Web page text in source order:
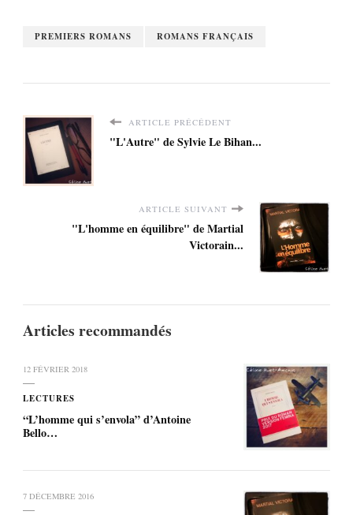
PREMIERS ROMANS ROMANS FRANÇAIS
ARTICLE PRÉCÉDENT
"L'Autre" de Sylvie Le Bihan...
ARTICLE SUIVANT
"L'homme en équilibre" de Martial
Victorain...
Articles recommandés
12 FÉVRIER 2018
LECTURES
“L’homme qui s’envola” d’Antoine
Bello…
7 DÉCEMBRE 2016